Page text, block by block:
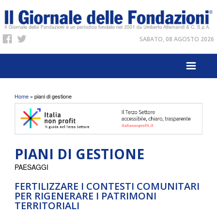
SABATO, 08 AGOSTO 2026
Tu sei qui
Home » piani di gestione
PIANI DI GESTIONE
FERTILIZZARE I CONTESTI COMUNITARI
PER RIGENERARE I PATRIMONI
TERRITORIALI
PAESAGGI